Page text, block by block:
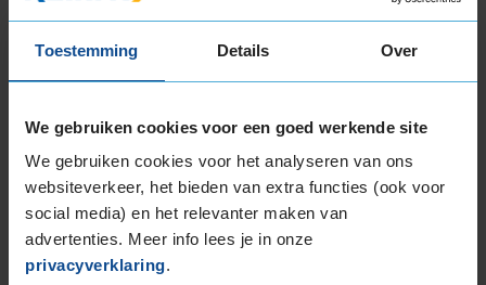
Toestemming Details Over
We gebruiken cookies voor een goed werkende site
We gebruiken cookies voor het analyseren van ons
websiteverkeer, het bieden van extra functies (ook voor
social media) en het relevanter maken van
advertenties. Meer info lees je in onze
privacyverklaring.
Item
of
3
Beschikbare bandenmaten
18-inch banden